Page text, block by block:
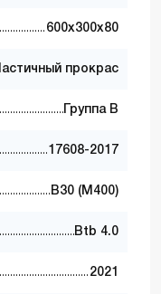
600х300х80
прокрас
Группа В
17608-2017
В30 (М400)
Btb 4.0
2021